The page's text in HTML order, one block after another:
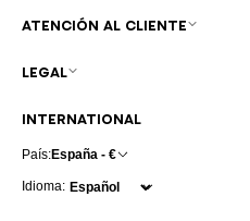
INTERNATIONAL
País:España - €
Idioma:
ATENCIÓN AL CLIENTE
LEGAL